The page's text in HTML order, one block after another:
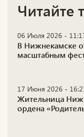
Читайте
06 Июля 2026 -
В Нижнекамске
масштабным
17 Июня 2026 -
Жительница
ордена